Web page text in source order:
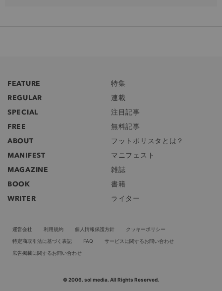
FEATURE
特集
REGULAR
連載
SPECIAL
注目記事
FREE
無料記事
ABOUT
フットボリスタとは？
MANIFEST
マニフェスト
MAGAZINE
雑誌
BOOK
書籍
WRITER
ライター
運営会社 利用規約 個人情報保護方針
クッキーポリシー
特定商取引法に基づく表記
FAQ
サービスに関するお問い合わせ
広告掲載に関するお問い合わせ
© 2006. sol media. All Rights Reserved.